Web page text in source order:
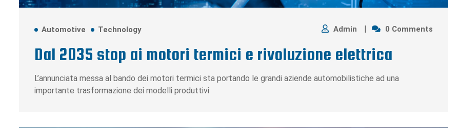
Automotive Technology Admin 0 Comments
Dal 2035 stop ai motori termici e rivoluzione elettrica
L’annunciata messa al bando dei motori termici sta portando le grandi aziende automobilistiche ad una
importante trasformazione dei modelli produttivi